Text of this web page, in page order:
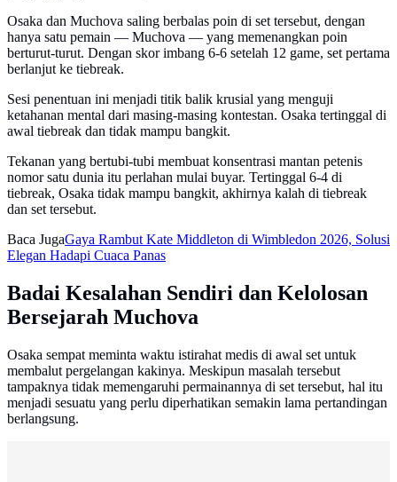
Osaka dan Muchova saling berbalas poin di set tersebut, dengan
hanya satu pemain — Muchova — yang memenangkan poin
berturut-turut. Dengan skor imbang 6-6 setelah 12 game, set pertama
berlanjut ke tiebreak.
Sesi penentuan ini menjadi titik balik krusial yang menguji
ketahanan mental dari masing-masing kontestan. Osaka tertinggal di
awal tiebreak dan tidak mampu bangkit.
Tekanan yang bertubi-tubi membuat konsentrasi mantan petenis
nomor satu dunia itu perlahan mulai buyar. Tertinggal 6-4 di
tiebreak, Osaka tidak mampu bangkit, akhirnya kalah di tiebreak
dan set tersebut.
Baca JugaGaya Rambut Kate Middleton di Wimbledon 2026, Solusi
Elegan Hadapi Cuaca Panas
Badai Kesalahan Sendiri dan Kelolosan
Bersejarah Muchova
Osaka sempat meminta waktu istirahat medis di awal set untuk
membalut pergelangan kakinya. Meskipun masalah tersebut
tampaknya tidak memengaruhi permainannya di set tersebut, hal itu
menjadi sesuatu yang perlu diperhatikan semakin lama pertandingan
berlangsung.